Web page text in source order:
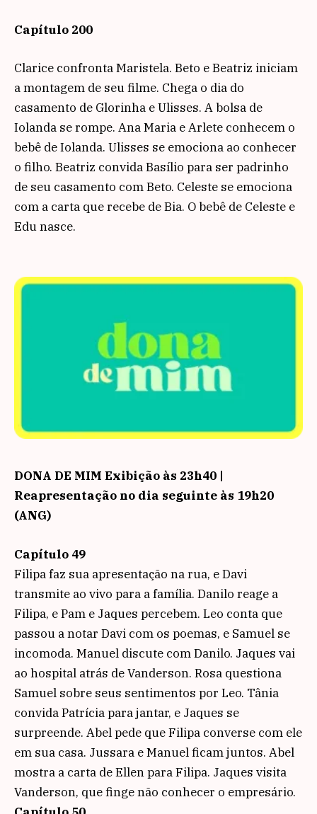
Capítulo 200
Clarice confronta Maristela. Beto e Beatriz iniciam
a montagem de seu filme. Chega o dia do
casamento de Glorinha e Ulisses. A bolsa de
Iolanda se rompe. Ana Maria e Arlete conhecem o
bebê de Iolanda. Ulisses se emociona ao conhecer
o filho. Beatriz convida Basílio para ser padrinho
de seu casamento com Beto. Celeste se emociona
com a carta que recebe de Bia. O bebê de Celeste e
Edu nasce.
DONA DE MIM Exibição às 23h40 |
Reapresentação no dia seguinte às 19h20
(ANG)
Capítulo 49
Filipa faz sua apresentação na rua, e Davi
transmite ao vivo para a família. Danilo reage a
Filipa, e Pam e Jaques percebem. Leo conta que
passou a notar Davi com os poemas, e Samuel se
incomoda. Manuel discute com Danilo. Jaques vai
ao hospital atrás de Vanderson. Rosa questiona
Samuel sobre seus sentimentos por Leo. Tânia
convida Patrícia para jantar, e Jaques se
surpreende. Abel pede que Filipa converse com ele
em sua casa. Jussara e Manuel ficam juntos. Abel
mostra a carta de Ellen para Filipa. Jaques visita
Vanderson, que finge não conhecer o empresário.